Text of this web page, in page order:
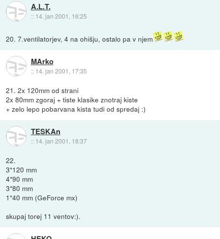
A.L.T.
:: 14. jan 2001, 16:25
20. 7.ventilatorjev, 4 na ohišju, ostalo pa v njem
MArko
:: 14. jan 2001, 17:35
21. 2x 120mm od strani
2x 80mm zgoraj + tiste klasike znotraj kiste
+ zelo lepo pobarvana kista tudi od spredaj :)
TESKAn
:: 14. jan 2001, 18:37
22.
3*120 mm
4*90 mm
3*80 mm
1*40 mm (GeForce mx)
skupaj torej 11 ventov:).